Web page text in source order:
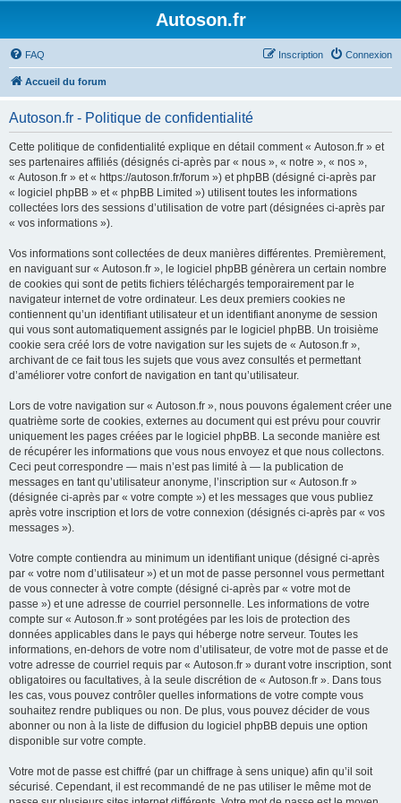
Autoson.fr
FAQ Connexion
Inscription
Accueil du forum
Autoson.fr - Politique de confidentialité
Cette politique de confidentialité explique en détail comment « Autoson.fr » et
ses partenaires affiliés (désignés ci-après par « nous », « notre », « nos »,
« Autoson.fr » et « https://autoson.fr/forum ») et phpBB (désigné ci-après par
« logiciel phpBB » et « phpBB Limited ») utilisent toutes les informations
collectées lors des sessions d’utilisation de votre part (désignées ci-après par
« vos informations »).
Vos informations sont collectées de deux manières différentes. Premièrement,
en naviguant sur « Autoson.fr », le logiciel phpBB génèrera un certain nombre
de cookies qui sont de petits fichiers téléchargés temporairement par le
navigateur internet de votre ordinateur. Les deux premiers cookies ne
contiennent qu’un identifiant utilisateur et un identifiant anonyme de session
qui vous sont automatiquement assignés par le logiciel phpBB. Un troisième
cookie sera créé lors de votre navigation sur les sujets de « Autoson.fr »,
archivant de ce fait tous les sujets que vous avez consultés et permettant
d’améliorer votre confort de navigation en tant qu’utilisateur.
Lors de votre navigation sur « Autoson.fr », nous pouvons également créer une
quatrième sorte de cookies, externes au document qui est prévu pour couvrir
uniquement les pages créées par le logiciel phpBB. La seconde manière est
de récupérer les informations que vous nous envoyez et que nous collectons.
Ceci peut correspondre — mais n’est pas limité à — la publication de
messages en tant qu’utilisateur anonyme, l’inscription sur « Autoson.fr »
(désignée ci-après par « votre compte ») et les messages que vous publiez
après votre inscription et lors de votre connexion (désignés ci-après par « vos
messages »).
Votre compte contiendra au minimum un identifiant unique (désigné ci-après
par « votre nom d’utilisateur ») et un mot de passe personnel vous permettant
de vous connecter à votre compte (désigné ci-après par « votre mot de
passe ») et une adresse de courriel personnelle. Les informations de votre
compte sur « Autoson.fr » sont protégées par les lois de protection des
données applicables dans le pays qui héberge notre serveur. Toutes les
informations, en-dehors de votre nom d’utilisateur, de votre mot de passe et de
votre adresse de courriel requis par « Autoson.fr » durant votre inscription, sont
obligatoires ou facultatives, à la seule discrétion de « Autoson.fr ». Dans tous
les cas, vous pouvez contrôler quelles informations de votre compte vous
souhaitez rendre publiques ou non. De plus, vous pouvez décider de vous
abonner ou non à la liste de diffusion du logiciel phpBB depuis une option
disponible sur votre compte.
Votre mot de passe est chiffré (par un chiffrage à sens unique) afin qu’il soit
sécurisé. Cependant, il est recommandé de ne pas utiliser le même mot de